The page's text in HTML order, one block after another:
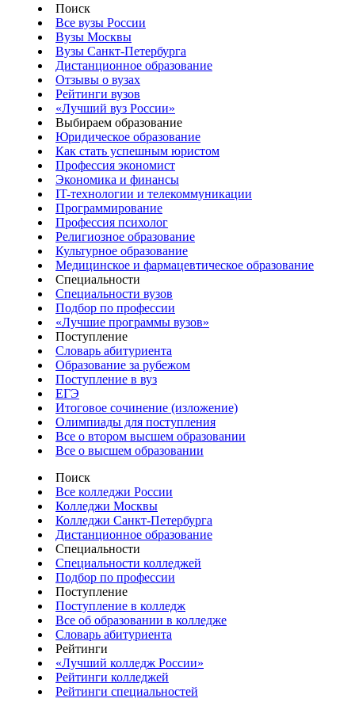
Поиск
Все вузы России
Вузы Москвы
Вузы Санкт-Петербурга
Дистанционное образование
Отзывы о вузах
Рейтинги вузов
«Лучший вуз России»
Выбираем образование
Юридическое образование
Как стать успешным юристом
Профессия экономист
Экономика и финансы
IT-технологии и телекоммуникации
Программирование
Профессия психолог
Религиозное образование
Культурное образование
Медицинское и фармацевтическое образование
Специальности
Специальности вузов
Подбор по профессии
«Лучшие программы вузов»
Поступление
Словарь абитуриента
Образование за рубежом
Поступление в вуз
ЕГЭ
Итоговое сочинение (изложение)
Олимпиады для поступления
Все о втором высшем образовании
Все о высшем образовании
Поиск
Все колледжи России
Колледжи Москвы
Колледжи Санкт-Петербурга
Дистанционное образование
Специальности
Специальности колледжей
Подбор по профессии
Поступление
Поступление в колледж
Все об образовании в колледже
Словарь абитуриента
Рейтинги
«Лучший колледж России»
Рейтинги колледжей
Рейтинги специальностей